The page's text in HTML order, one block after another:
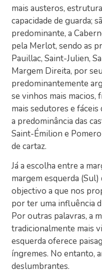
mais austeros,
capacidade de guarda;
predominante, a
pela Merlot, sendo as
Pauillac, Saint-Julien,
Margem Direita, por
predominantemente
se vinhos mais macios,
mais sedutores e
a predominância das
Saint-Émilion e
de cartaz.
Já a escolha entre a
margem esquerda
objectivo a que nos
por ter uma influência
Por outras palavras, a
tradicionalmente mais
esquerda oferece
íngremes. No entanto,
deslumbrantes.